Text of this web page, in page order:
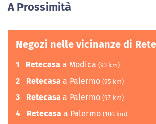
A Prossimità
Negozi nelle vicinanze di
1 Retecasa a Modica (93 km)
2 Retecasa a Palermo (95 km)
3 Retecasa a Palermo (97 km)
4 Retecasa a Palermo (103 km)